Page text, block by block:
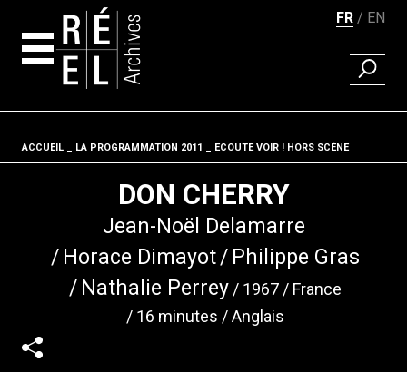
FR EN
Fil d'ariane
ACCUEIL LA PROGRAMMATION 2011 ECOUTE VOIR ! HORS SCÈNE
DON CHERRY
Jean-Noël Delamarre
Horace Dimayot
Philippe Gras
Nathalie Perrey
1967
France
16 minutes
Anglais